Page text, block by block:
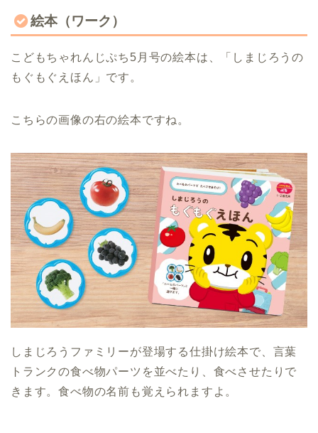
絵本（ワーク）
こどもちゃれんじぷち5月号の絵本は、「しまじろうの
もぐもぐえほん」です。
こちらの画像の右の絵本ですね。
しまじろうファミリーが登場する仕掛け絵本で、言葉
トランクの食べ物パーツを並べたり、食べさせたりで
きます。食べ物の名前も覚えられますよ。